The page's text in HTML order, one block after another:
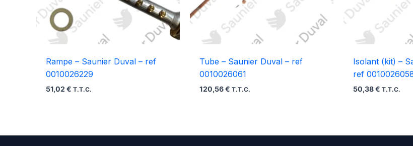
Rampe – Saunier Duval – ref
0010026229
51,02€ T.T.C.
Tube – Saunier Duval – ref
0010026061
120,56€ T.T.C.
Isolant (kit) –
ref
50,38€ T.T.C.